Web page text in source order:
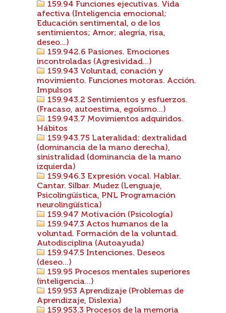
159.94 Funciones ejecutivas. Vida
afectiva (Inteligencia emocional;
Educación sentimental, o de los
sentimientos; Amor; alegría, risa,
deseo...)
159.942.6 Pasiones. Emociones
incontroladas (Agresividad...)
159.943 Voluntad, conación y
movimiento. Funciones motoras. Acción.
Impulsos
159.943.2 Sentimientos y esfuerzos.
(Fracaso, autoestima, egoísmo...)
159.943.7 Movimientos adquiridos.
Hábitos
159.943.75 Lateralidad: dextralidad
(dominancia de la mano derecha),
sinistralidad (dominancia de la mano
izquierda)
159.946.3 Expresión vocal. Hablar.
Cantar. Silbar. Mudez (Lenguaje,
Psicolingüística, PNL Programación
neurolingüística)
159.947 Motivación (Psicología)
159.947.3 Actos humanos de la
voluntad. Formación de la voluntad.
Autodisciplina (Autoayuda)
159.947.5 Intenciones. Deseos
(deseo...)
159.95 Procesos mentales superiores
(inteligencia...)
159.953 Aprendizaje (Problemas de
Aprendizaje, Dislexia)
159.953.3 Procesos de la memoria